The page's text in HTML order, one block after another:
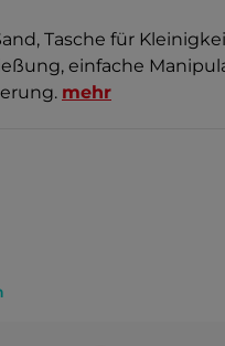
Tasche für
einfache
mehr